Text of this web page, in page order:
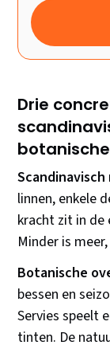
Drie
Scandinavisch
linnen, enkele
kracht zit in de
Minder is
Botanische
bessen en
Servies speelt
tinten. De